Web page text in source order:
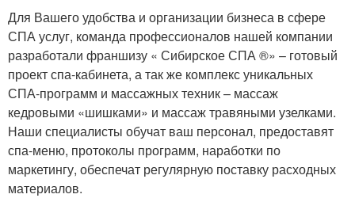
Для Вашего удобства и организации бизнеса в сфере
СПА услуг, команда профессионалов нашей компании
разработали франшизу « Сибирское СПА®» – готовый
проект спа-кабинета, а так же комплекс уникальных
СПА-программ и массажных техник – массаж
кедровыми «шишками» и массаж травяными узелками.
Наши специалисты обучат ваш персонал, предоставят
спа-меню, протоколы программ, наработки по
маркетингу, обеспечат регулярную поставку расходных
материалов.